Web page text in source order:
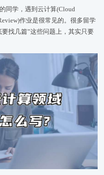
学，遇到云计算(Cloud
作业是很常见的。很多留学
找几篇”这些问题上，其实只要